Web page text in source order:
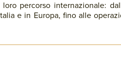
percorso internazionale:
e in Europa, fino alle